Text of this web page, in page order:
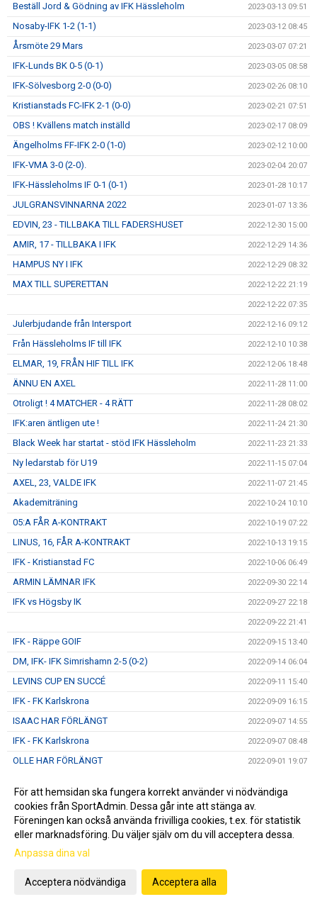
Beställ Jord & Gödning av IFK Hässleholm 2023-03-13 09:51
Nosaby-IFK 1-2 (1-1) 2023-03-12 08:45
Årsmöte 29 Mars 2023-03-07 07:21
IFK-Lunds BK 0-5 (0-1) 2023-03-05 08:58
IFK-Sölvesborg 2-0 (0-0) 2023-02-26 08:10
Kristianstads FC-IFK 2-1 (0-0) 2023-02-21 07:51
OBS ! Kvällens match inställd 2023-02-17 08:09
Ängelholms FF-IFK 2-0 (1-0) 2023-02-12 10:00
IFK-VMA 3-0 (2-0). 2023-02-04 20:07
IFK-Hässleholms IF 0-1 (0-1) 2023-01-28 10:17
JULGRANSVINNARNA 2022 2023-01-07 13:36
EDVIN, 23 - TILLBAKA TILL FADERSHUSET 2022-12-30 15:00
AMIR, 17 - TILLBAKA I IFK 2022-12-29 14:36
HAMPUS NY I IFK 2022-12-29 08:32
MAX TILL SUPERETTAN 2022-12-22 21:19
2022-12-22 07:35
Julerbjudande från Intersport 2022-12-16 09:12
Från Hässleholms IF till IFK 2022-12-10 10:38
ELMAR, 19, FRÅN HIF TILL IFK 2022-12-06 18:48
ÄNNU EN AXEL 2022-11-28 11:00
Otroligt ! 4 MATCHER - 4 RÄTT 2022-11-28 08:02
IFK:aren äntligen ute ! 2022-11-24 21:30
Black Week har startat - stöd IFK Hässleholm 2022-11-23 21:33
Ny ledarstab för U19 2022-11-15 07:04
AXEL, 23, VALDE IFK 2022-11-07 21:45
Akademiträning 2022-10-24 10:10
05:A FÅR A-KONTRAKT 2022-10-19 07:22
LINUS, 16, FÅR A-KONTRAKT 2022-10-13 19:15
IFK - Kristianstad FC 2022-10-06 06:49
ARMIN LÄMNAR IFK 2022-09-30 22:14
IFK vs Högsby IK 2022-09-27 22:18
2022-09-22 21:41
IFK - Räppe GOIF 2022-09-15 13:40
DM, IFK- IFK Simrishamn 2-5 (0-2) 2022-09-14 06:04
LEVINS CUP EN SUCCÉ 2022-09-11 15:40
IFK - FK Karlskrona 2022-09-09 16:15
ISAAC HAR FÖRLÄNGT 2022-09-07 14:55
IFK - FK Karlskrona 2022-09-07 08:48
OLLE HAR FÖRLÄNGT 2022-09-01 19:07
Dags för derby IFK vs HIF 2022-08-24 18:19
Teo hälsar och tackar! 2022-08-18 18:17
DM, BK Olympic-IFK 0-7 (0-3) 2022-08-18 05:59
IFK Hässleholm U19
IFK vs Asarum IF FK
För att hemsidan ska fungera korrekt använder vi nödvändiga
cookies från SportAdmin. Dessa går inte att stänga av.
Föreningen kan också använda frivilliga cookies, t.ex. för statistik
eller marknadsföring. Du väljer själv om du vill acceptera dessa.
Anpassa dina val
Acceptera nödvändiga Acceptera alla